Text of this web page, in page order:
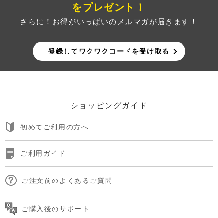
をプレゼント！
さらに！お得がいっぱいのメルマガが届きます！
登録してワクワクコードを受け取る
ショッピングガイド
初めてご利用の方へ
ご利用ガイド
ご注文前のよくあるご質問
ご購入後のサポート